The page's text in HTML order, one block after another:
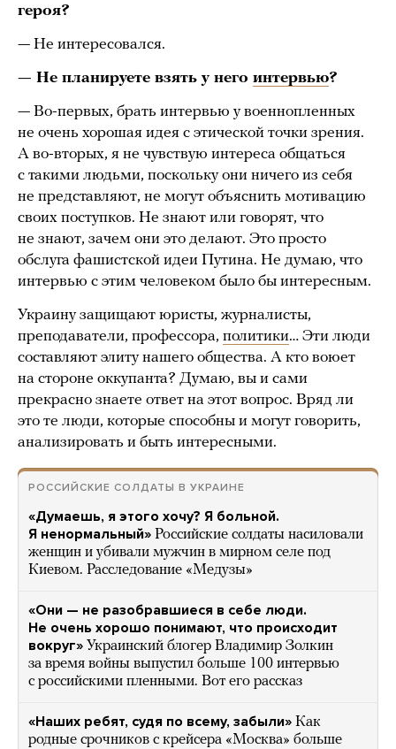
героя?
— Не интересовался.
— Не планируете взять у него интервью?
— Во-первых, брать интервью у военнопленных
не очень хорошая идея с этической точки зрения.
А во-вторых, я не чувствую интереса общаться
с такими людьми, поскольку они ничего из себя
не представляют, не могут объяснить мотивацию
своих поступков. Не знают или говорят, что
не знают, зачем они это делают. Это просто
обслуга фашистской идеи Путина. Не думаю, что
интервью с этим человеком было бы интересным.
Украину защищают юристы, журналисты,
преподаватели, профессора, политики… Эти люди
составляют элиту нашего общества. А кто воюет
на стороне оккупанта? Думаю, вы и сами
прекрасно знаете ответ на этот вопрос. Вряд ли
это те люди, которые способны и могут говорить,
анализировать и быть интересными.
РОССИЙСКИЕ СОЛДАТЫ В УКРАИНЕ
«Думаешь, я этого хочу? Я больной.
Я ненормальный» Российские солдаты насиловали
женщин и убивали мужчин в мирном селе под
Киевом. Расследование «Медузы»
«Они — не разобравшиеся в себе люди.
Не очень хорошо понимают, что происходит
вокруг» Украинский блогер Владимир Золкин
за время войны выпустил больше 100 интервью
с российскими пленными. Вот его рассказ
«Наших ребят, судя по всему, забыли» Как
родные срочников с крейсера «Москва» больше